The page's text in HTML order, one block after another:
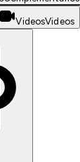
VideosVideos